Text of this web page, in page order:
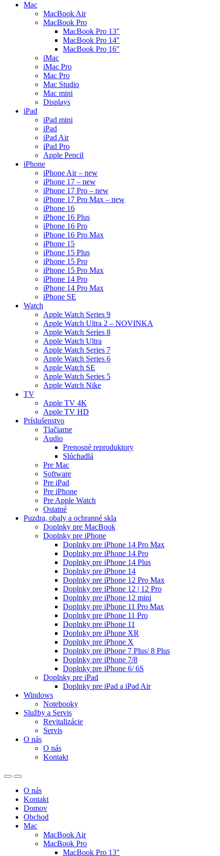
Mac
MacBook Air
MacBook Pro
MacBook Pro 13″
MacBook Pro 14″
MacBook Pro 16″
iMac
iMac Pro
Mac Pro
Mac Studio
Mac mini
Displays
iPad
iPad mini
iPad
iPad Air
iPad Pro
Apple Pencil
iPhone
iPhone Air – new
iPhone 17 – new
iPhone 17 Pro – new
iPhone 17 Pro Max – new
iPhone 16
iPhone 16 Plus
iPhone 16 Pro
iPhone 16 Pro Max
iPhone 15
iPhone 15 Plus
iPhone 15 Pro
iPhone 15 Pro Max
iPhone 14 Pro
iPhone 14 Pro Max
iPhone SE
Watch
Apple Watch Series 9
Apple Watch Ultra 2 – NOVINKA
Apple Watch Series 8
Apple Watch Ultra
Apple Watch Series 7
Apple Watch Series 6
Apple Watch SE
Apple Watch Series 5
Apple Watch Nike
TV
Apple TV 4K
Apple TV HD
Príslušenstvo
Tlačiarne
Audio
Prenosné reproduktory
Slúchadlá
Pre Mac
Software
Pre iPad
Pre iPhone
Pre Apple Watch
Ostatné
Puzdra, obaly a ochranné skla
Doplnky pre MacBook
Doplnky pre iPhone
Doplnky pre iPhone 14 Pro Max
Doplnky pre iPhone 14 Pro
Doplnky pre iPhone 14 Plus
Doplnky pre iPhone 14
Doplnky pre iPhone 12 Pro Max
Doplnky pre iPhone 12 | 12 Pro
Doplnky pre iPhone 12 mini
Doplnky pre iPhone 11 Pro Max
Doplnky pre iPhone 11 Pro
Doplnky pre iPhone 11
Doplnky pre iPhone XR
Doplnky pre iPhone X
Doplnky pre iPhone 7 Plus/ 8 Plus
Doplnky pre iPhone 7/8
Doplnky pre iPhone 6/ 6S
Doplnky pre iPad
Doplnky pre iPad a iPad Air
Windows
Notebooky
Služby a Servis
Revitalizácie
Servis
O nás
O nás
Kontakt
O nás
Kontakt
Domov
Obchod
Mac
MacBook Air
MacBook Pro
MacBook Pro 13″